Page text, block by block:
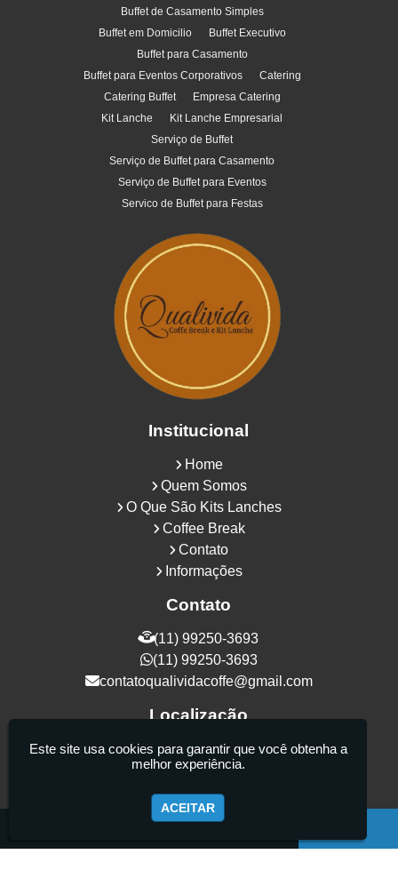
Buffet de Casamento Simples
Buffet em Domicilio
Buffet Executivo
Buffet para Casamento
Buffet para Eventos Corporativos
Catering
Catering Buffet
Empresa Catering
Kit Lanche
Kit Lanche Empresarial
Serviço de Buffet
Serviço de Buffet para Casamento
Serviço de Buffet para Eventos
Servico de Buffet para Festas
Institucional
Home
Quem Somos
O Que São Kits Lanches
Coffee Break
Contato
Informações
Contato
(11) 99250-3693
(11) 99250-3693
contatoqualividacoffe@gmail.com
Localização
Rua Samurais, 27 - Vila Maria Alta - São
Paulo / SP - CEP: 02130-080
Este site usa cookies para garantir que você obtenha a
melhor experiência.
ACEITAR